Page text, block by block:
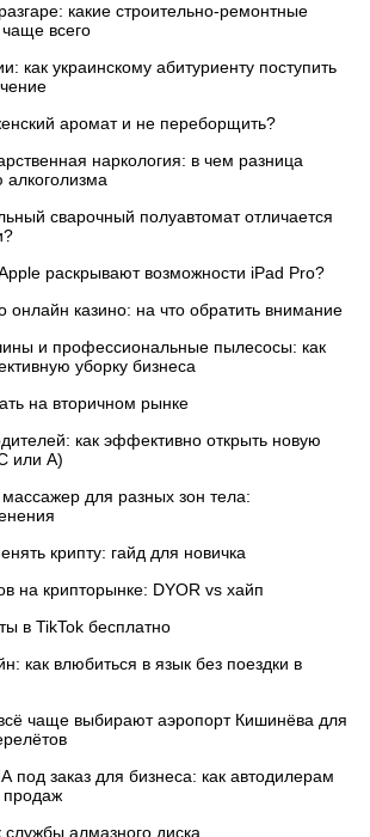
какие строительно-ремонтные
чаще всего
как украинскому абитуриенту поступить
аромат и не переборщить?
наркология: в чем разница
алкоголизма
сварочный полуавтомат отличается
раскрывают возможности iPad Pro?
онлайн казино: на что обратить внимание
и профессиональные пылесосы: как
уборку бизнеса
на вторичном рынке
как эффективно открыть новую
или А)
для разных зон тела:
крипту: гайд для новичка
на крипторынке: DYOR vs хайп
в TikTok бесплатно
как влюбиться в язык без поездки в
чаще выбирают аэропорт Кишинёва для
заказ для бизнеса: как автодилерам
продаж
службы алмазного диска